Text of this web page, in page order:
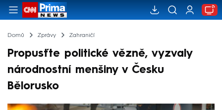
Domů Zprávy Zahraničí
Propusťte politické vězně, vyzvaly
národnostní menšiny v Česku
Bělorusko